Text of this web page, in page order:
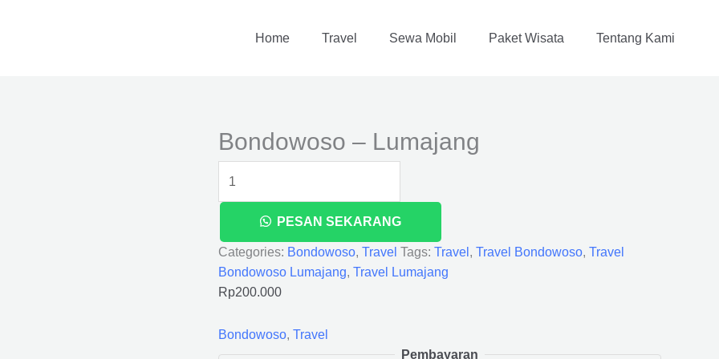
Home Travel Sewa Mobil Paket Wisata Tentang Kami
Bondowoso – Lumajang
PESAN SEKARANG
Categories: Bondowoso, Travel Tags: Travel , Travel Bondowoso, Travel
Bondowoso Lumajang, Travel Lumajang
Rp200.000
Bondowoso, Travel
Pembayaran